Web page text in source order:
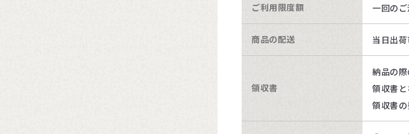
ご利用限度額 一回の
商品の配送 当日出
領収書
納品の
領収書
領収書